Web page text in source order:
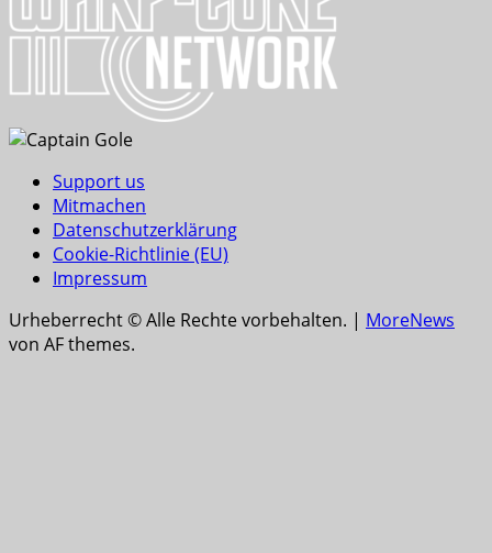
Support us
Mitmachen
Datenschutzerklärung
Cookie-Richtlinie (EU)
Impressum
Urheberrecht © Alle Rechte vorbehalten. | MoreNews
von AF themes.